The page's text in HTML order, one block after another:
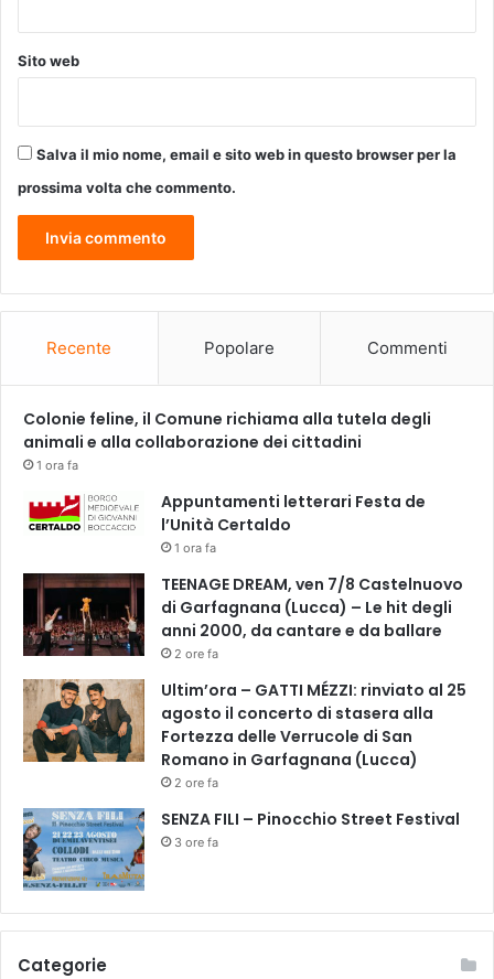
o
Sito web
Salva il mio nome, email e sito web in questo browser per la
prossima volta che commento.
Recente Popolare Commenti
Colonie feline, il Comune richiama alla tutela degli
animali e alla collaborazione dei cittadini
1 ora fa
Appuntamenti letterari Festa de
l’Unità Certaldo
1 ora fa
TEENAGE DREAM, ven 7/8 Castelnuovo
di Garfagnana (Lucca) – Le hit degli
anni 2000, da cantare e da ballare
2 ore fa
Ultim’ora – GATTI MÉZZI: rinviato al 25
agosto il concerto di stasera alla
Fortezza delle Verrucole di San
Romano in Garfagnana (Lucca)
2 ore fa
SENZA FILI – Pinocchio Street Festival
3 ore fa
Categorie